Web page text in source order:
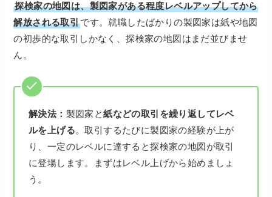
探検家の地図は、製図家がある程度レベルアップしてから
解放される取引です。就職したばかりの製図家は紙や地図
の初歩的な取引しかなく、探検家の地図はまだ並びませ
ん。
解決法： 製図家と紙などの取引を繰り返してレベ
ルを上げる。取引するたびに製図家の経験が上が
り、一定のレベルに達すると探検家の地図が取引
に登場します。まずはレベル上げから始めましょ
う。